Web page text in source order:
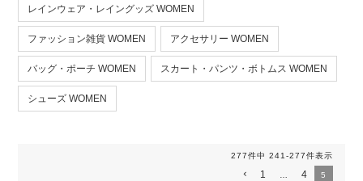
レインウェア・レイングッズ WOMEN
ファッション雑貨 WOMEN アクセサリー WOMEN
バッグ・ポーチ WOMEN スカート・パンツ・ボトムス WOMEN
シューズ WOMEN
277件中 241 -277件表示
1 4 5